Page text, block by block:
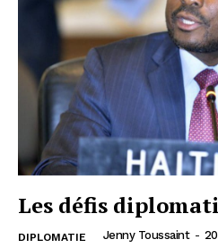
Les défis
DIPLOMATIE Jenny Toussaint -